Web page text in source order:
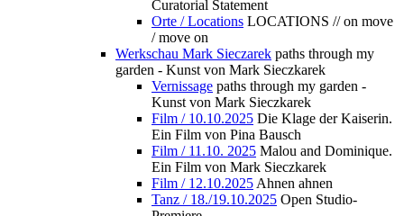
Curatorial Statement
Orte / Locations LOCATIONS // on move
/ move on
Werkschau Mark Sieczarek paths through my
garden - Kunst von Mark Sieczkarek
Vernissage paths through my garden -
Kunst von Mark Sieczkarek
Film / 10.10.2025 Die Klage der Kaiserin.
Ein Film von Pina Bausch
Film / 11.10. 2025 Malou and Dominique.
Ein Film von Mark Sieczkarek
Film / 12.10.2025 Ahnen ahnen
Tanz / 18./19.10.2025 Open Studio-